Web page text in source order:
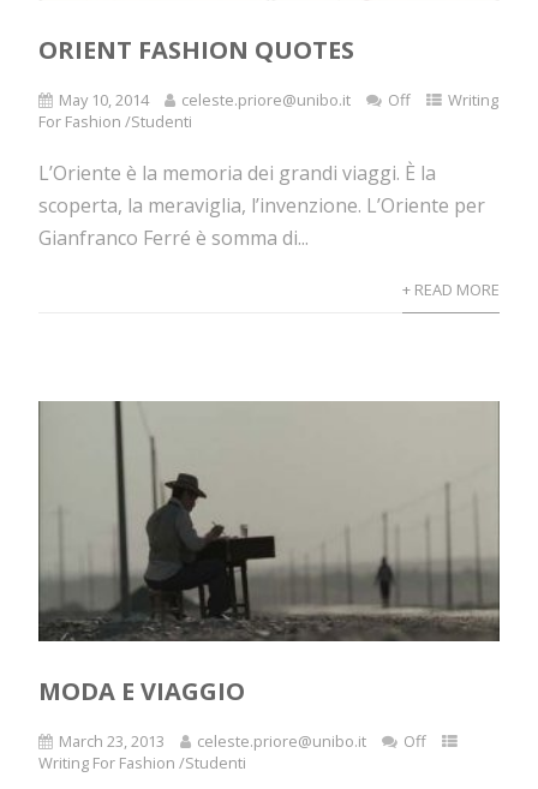
ORIENT FASHION QUOTES
May 10, 2014 celeste.priore@unibo.it Off
Writing
For Fashion /Studenti
L’Oriente è la memoria dei grandi viaggi. È la
scoperta, la meraviglia, l’invenzione. L’Oriente per
Gianfranco Ferré è somma di...
+ READ MORE
MODA E VIAGGIO
March 23, 2013 celeste.priore@unibo.it
Off
Writing For Fashion /Studenti